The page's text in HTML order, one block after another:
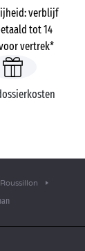
verblijf
tot 14
vertrek*